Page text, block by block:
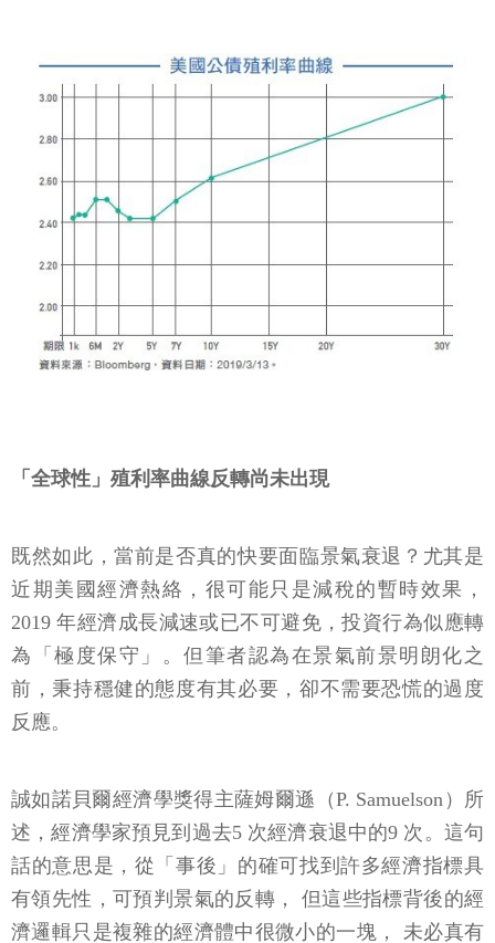
「全球性」殖利率曲線反轉尚未出現
既然如此，當前是否真的快要面臨景氣衰退？尤其是
近期美國經濟熱絡，很可能只是減稅的暫時效果，
2019 年經濟成長減速或已不可避免，投資行為似應轉
為「極度保守」。但筆者認為在景氣前景明朗化之
前，秉持穩健的態度有其必要，卻不需要恐慌的過度
反應。
誠如諾貝爾經濟學獎得主薩姆爾遜（P. Samuelson）所
述，經濟學家預見到過去5 次經濟衰退中的9 次。這句
話的意思是，從「事後」的確可找到許多經濟指標具
有領先性，可預判景氣的反轉， 但這些指標背後的經
濟邏輯只是複雜的經濟體中很微小的一塊， 未必真有